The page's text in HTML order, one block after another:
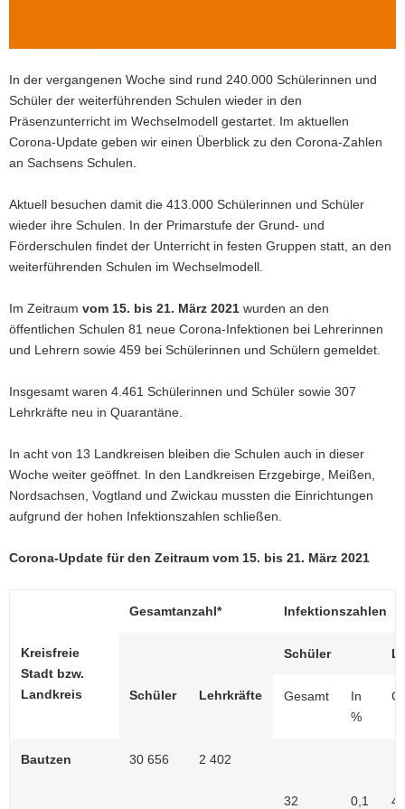
g
a
t
i
o
In der vergangenen Woche sind rund 240.000 Schülerinnen und
Schüler der weiterführenden Schulen wieder in den
Präsenzunterricht im Wechselmodell gestartet. Im aktuellen
Corona-Update geben wir einen Überblick zu den Corona-Zahlen
an Sachsens Schulen.
Aktuell besuchen damit die 413.000 Schülerinnen und Schüler
wieder ihre Schulen. In der Primarstufe der Grund- und
Förderschulen findet der Unterricht in festen Gruppen statt, an den
weiterführenden Schulen im Wechselmodell.
Im Zeitraum vom 15. bis 21. März 2021 wurden an den
öffentlichen Schulen 81 neue Corona-Infektionen bei Lehrerinnen
und Lehrern sowie 459 bei Schülerinnen und Schülern gemeldet.
Insgesamt waren 4.461 Schülerinnen und Schüler sowie 307
Lehrkräfte neu in Quarantäne.
In acht von 13 Landkreisen bleiben die Schulen auch in dieser
Woche weiter geöffnet. In den Landkreisen Erzgebirge, Meißen,
Nordsachsen, Vogtland und Zwickau mussten die Einrichtungen
aufgrund der hohen Infektionszahlen schließen.
Corona-Update für den Zeitraum vom 15. bis 21. März 2021
Kreisfreie
Stadt bzw.
Landkreis
Gesamtanzahl* Infektionszahlen
Schüler Lehrkräfte
Schüler
Gesamt
In
%
Bautzen 30 656 2 402
32 0,1 4